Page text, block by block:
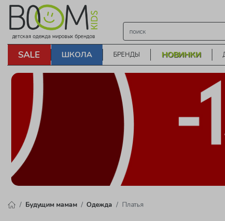
детская одежда мировых брендов
SALE ШКОЛА БРЕНДЫ НОВИНКИ
Будущим мамам Одежда Платья